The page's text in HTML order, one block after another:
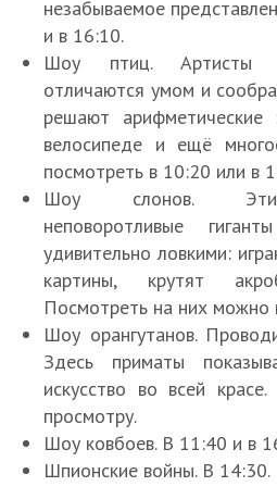
незабываемое
и в 16:10.
Шоу птиц. Артисты
отличаются умом и
решают арифметические
велосипеде и ещё
посмотреть в 10:20 или в
Шоу слонов. Эти
неповоротливые
удивительно ловкими:
картины, крутят
Посмотреть на них можно
Шоу орангутанов.
Здесь приматы
искусство во всей
просмотру.
Шоу ковбоев. В 11:40 и в
Шпионские войны. В 14:30.